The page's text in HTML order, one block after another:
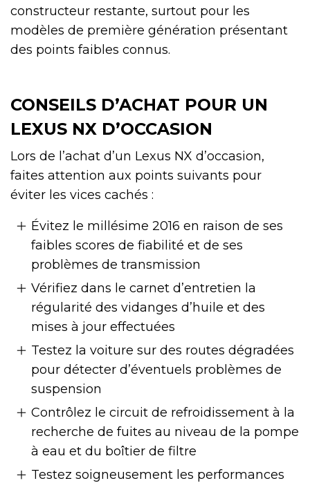
constructeur restante, surtout pour les
modèles de première génération présentant
des points faibles connus.
CONSEILS D’ACHAT POUR UN
LEXUS NX D’OCCASION
Lors de l’achat d’un Lexus NX d’occasion,
faites attention aux points suivants pour
éviter les vices cachés :
Évitez le millésime 2016 en raison de ses
faibles scores de fiabilité et de ses
problèmes de transmission
Vérifiez dans le carnet d’entretien la
régularité des vidanges d’huile et des
mises à jour effectuées
Testez la voiture sur des routes dégradées
pour détecter d’éventuels problèmes de
suspension
Contrôlez le circuit de refroidissement à la
recherche de fuites au niveau de la pompe
à eau et du boîtier de filtre
Testez soigneusement les performances